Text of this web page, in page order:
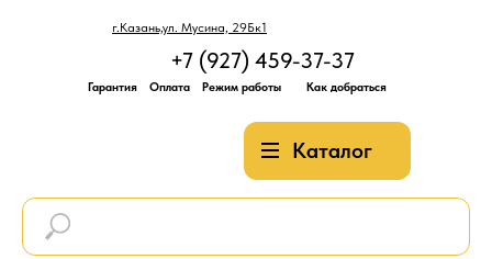
г.Казань,ул. Мусина, 29Бк1
Каталог
+7 (927) 459-37-37
Гарантия Оплата Режим работы Как добраться